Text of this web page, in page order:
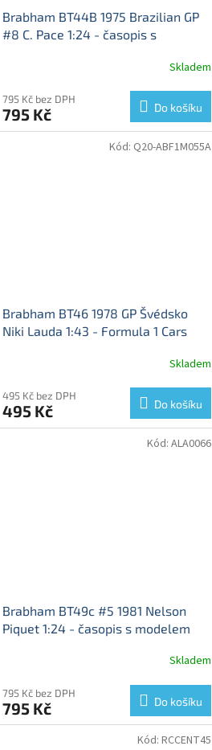
Brabham BT44B 1975 Brazilian GP
#8 C. Pace 1:24 - časopis s
Brazilian Grand Prix Carlos Pace -
Skladem
795 Kč bez DPH
795 Kč Do košíku
Brabham BT46 1978 GP Švédsko
Niki Lauda 1:43 - Formula 1 Cars
BT46B 1978 Sweden Grand Prix Niki
Lauda - kovový model auta
produktu
je
5,0
Skladem
495 Kč bez DPH
495 Kč Do košíku
Kód: Q20-ABF1M055A
Brabham BT49c #5 1981 Nelson
Piquet 1:24 - časopis s modelem
Skladem
795 Kč bez DPH
795 Kč Do košíku
Kód: ALA0066
Kód: RCCENT45